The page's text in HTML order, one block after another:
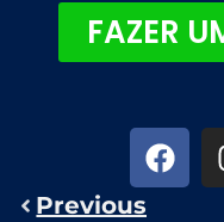
FAZER
Previous